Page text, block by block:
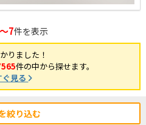
7件を表示
りました！
件の中から探せます。
ぐ見る
絞り込む